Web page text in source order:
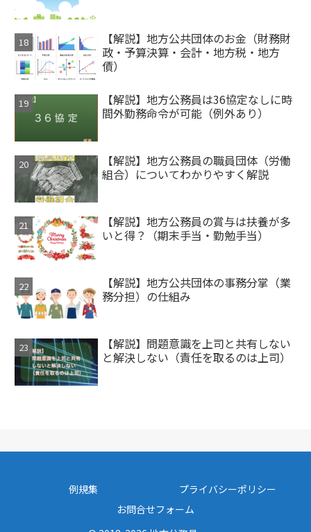
【解説】地方公共団体のお金（財務財
政・予算決算・会計・地方税・地方
債）
【解説】地方公務員は36協定なしに時
間外勤務命令が可能（例外あり）
【解説】地方公務員の職員団体（労働
組合）についてわかりやすく解説
【解説】地方公務員の賞与は扶養が多
いと得？（期末手当・勤勉手当）
【解説】地方公共団体の事務分掌（業
務分担）の仕組み
【解説】問題意識を上司と共有しない
と解決しない（責任を取るのは上司）
例規集
プライバシーポリシー
お問合せフォーム